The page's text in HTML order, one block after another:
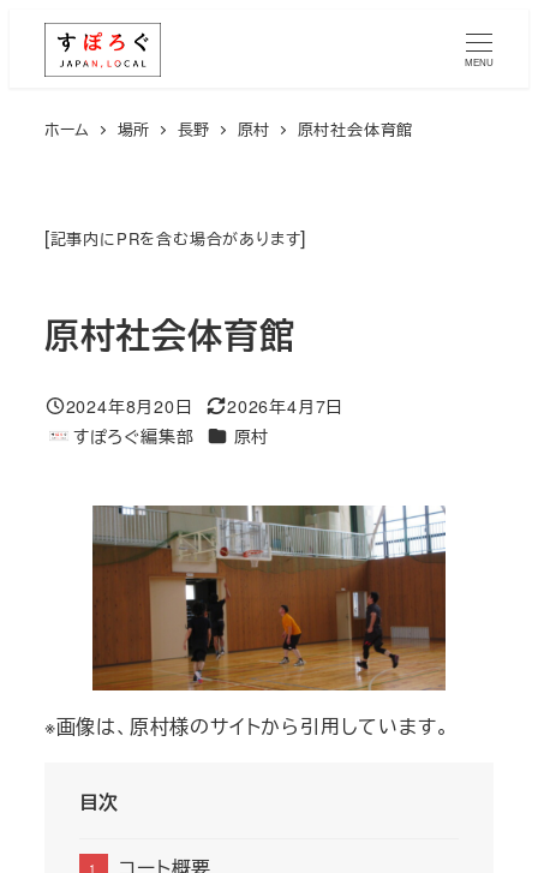
MENU
ホーム 場所 長野 原村 原村社会体育館
[記事内にPRを含む場合があります]
原村社会体育館
投稿日
2024年8月20日
更新日
2026年4月7日
著
すぽろぐ編集部 エリア原村
※画像は、原村様のサイトから引用しています。
目次
コート概要